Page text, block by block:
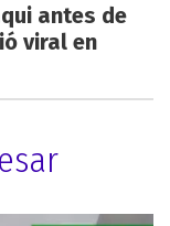
antes de
viral en